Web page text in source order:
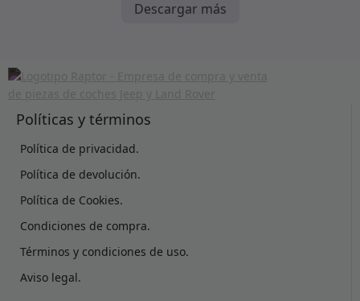
Descargar más
Políticas y términos
Política de privacidad.
Política de devolución.
Política de Cookies.
Condiciones de compra.
Términos y condiciones de uso.
Aviso legal.